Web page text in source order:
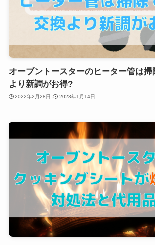
オーブントースターのヒーター管は
より新調がお得?
2022年2月28日 2023年1月14日